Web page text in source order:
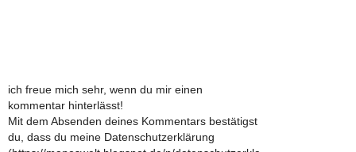
ich freue mich sehr, wenn du mir einen
kommentar hinterlässt!
Mit dem Absenden deines Kommentars bestätigst
du, dass du meine Datenschutzerklärung